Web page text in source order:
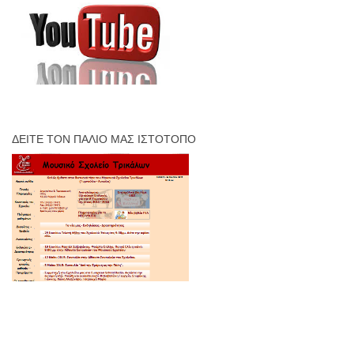
ΔΕΊΤΕ ΤΟΝ ΠΑΛΙΌ ΜΑΣ ΙΣΤΌΤΟΠΟ